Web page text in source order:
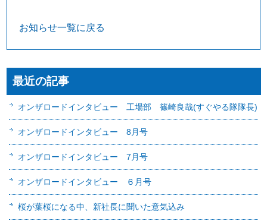
お知らせ一覧に戻る
最近の記事
オンザロードインタビュー 工場部 篠崎良哉(すぐやる隊隊長)
オンザロードインタビュー 8月号
オンザロードインタビュー 7月号
オンザロードインタビュー ６月号
桜が葉桜になる中、新社長に聞いた意気込み